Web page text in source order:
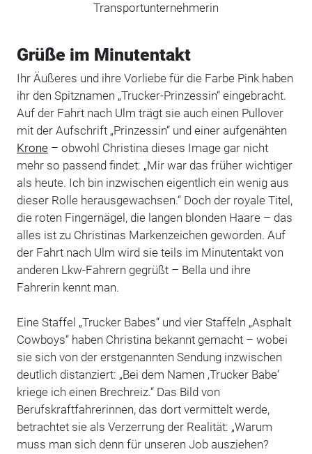
Transportunternehmerin
Grüße im Minutentakt
Ihr Äußeres und ihre Vorliebe für die Farbe Pink haben
ihr den Spitznamen „Trucker-Prinzessin“ eingebracht.
Auf der Fahrt nach Ulm trägt sie auch einen Pullover
mit der Aufschrift „Prinzessin“ und einer aufgenähten
Krone– obwohl Christina dieses Image gar nicht
mehr so passend findet: „Mir war das früher wichtiger
als heute. Ich bin inzwischen eigentlich ein wenig aus
dieser Rolle herausgewachsen.“ Doch der royale Titel,
die roten Fingernägel, die langen blonden Haare – das
alles ist zu Christinas Markenzeichen geworden. Auf
der Fahrt nach Ulm wird sie teils im Minutentakt von
anderen Lkw-Fahrern gegrüßt – Bella und ihre
Fahrerin kennt man.
Eine Staffel „Trucker Babes“ und vier Staffeln „Asphalt
Cowboys“ haben Christina bekannt gemacht – wobei
sie sich von der erstgenannten Sendung inzwischen
deutlich distanziert: „Bei dem Namen ‚Trucker Babe‘
kriege ich einen Brechreiz.“ Das Bild von
Berufskraftfahrerinnen, das dort vermittelt werde,
betrachtet sie als Verzerrung der Realität: „Warum
muss man sich denn für unseren Job ausziehen?